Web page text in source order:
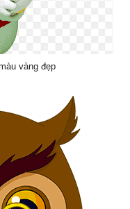
vàng đẹp